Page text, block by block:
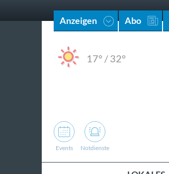
Anzeigen Abo
17° /32°
Events Notdienste